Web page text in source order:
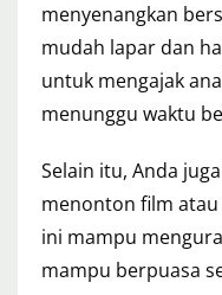
menyenangkan
mudah lapar dan
untuk mengajak
menunggu waktu
Selain itu, Anda
menonton film
ini mampu
mampu berpuasa